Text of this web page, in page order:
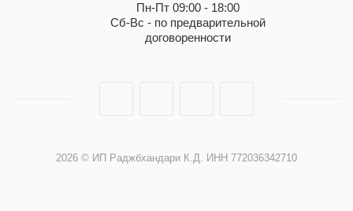
Пн-Пт 09:00 - 18:00
Сб-Вс - по предварительной
договоренности
2026 © ИП Раджбхандари К.Д. ИНН 772036342710